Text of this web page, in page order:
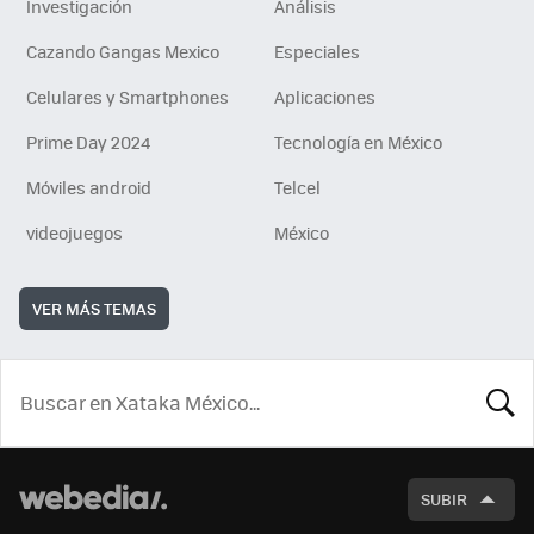
Investigación
Análisis
Cazando Gangas Mexico
Especiales
Celulares y Smartphones
Aplicaciones
Prime Day 2024
Tecnología en México
Móviles android
Telcel
videojuegos
México
VER MÁS TEMAS
SUBIR